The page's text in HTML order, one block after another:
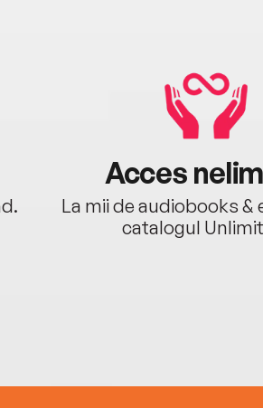
Acces
La mii de audiobooks &
catalogul